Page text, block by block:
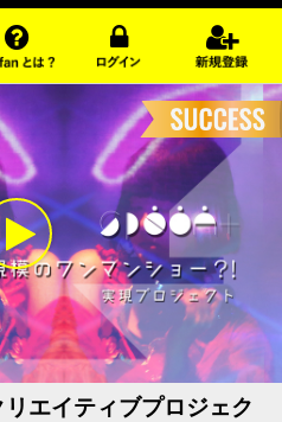
エイティブプロジェク